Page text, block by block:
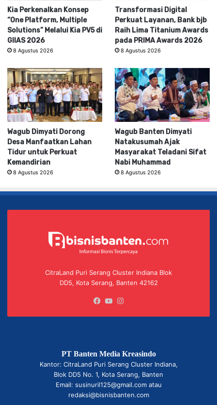
Kia Perkenalkan Konsep
“One Platform, Multiple
Solutions” Melalui Kia PV5 di
GIIAS 2026
8 Agustus 2026
Transformasi Digital
Perkuat Layanan, Bank bjb
Raih Lima Titanium Awards
pada PRIMA Awards 2026
8 Agustus 2026
Wagub Dimyati Dorong
Desa Manfaatkan Lahan
Tidur untuk Perkuat
Kemandirian
8 Agustus 2026
Wagub Banten Dimyati
Natakusumah Ajak
Masyarakat Teladani Sifat
Nabi Muhammad
8 Agustus 2026
CitraLand Puri Serang Cluster Indiana Blok
DD5, Kota Serang, Banten 42162
Facebook
YouTube
PT Banten Media Kreasindo
Kantor: CitraLand Puri Serang Cluster Indiana,
Blok DD5 No. 1, Kota Serang, Banten
Email: susinuril125@gmail.com atau
redaksi@bisnisbanten.com